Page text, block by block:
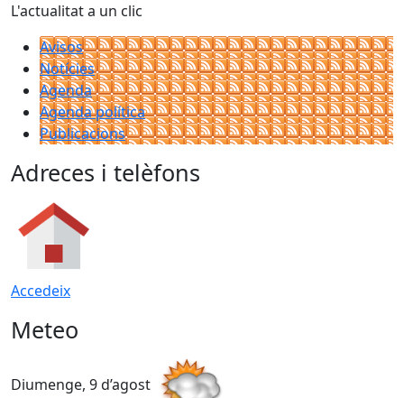
L'actualitat a un clic
Avisos
Notícies
Agenda
Agenda política
Publicacions
Adreces i telèfons
Accedeix
Meteo
Diumenge, 9 d’agost